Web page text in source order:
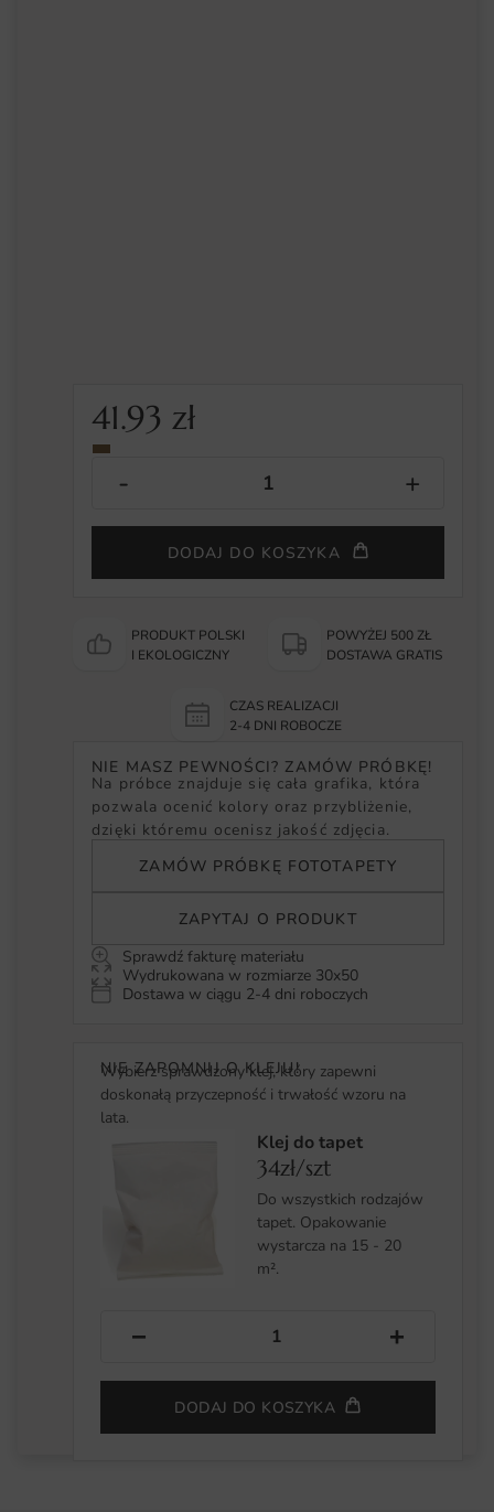
41.93zł
DODAJ DO KOSZYKA
PRODUKT POLSKI
I EKOLOGICZNY
POWYŻEJ 500 ZŁ
DOSTAWA GRATIS
CZAS REALIZACJI
2-4 DNI ROBOCZE
NIE MASZ PEWNOŚCI? ZAMÓW PRÓBKĘ!
Na próbce znajduje się cała grafika, która
pozwala ocenić kolory oraz przybliżenie,
dzięki któremu ocenisz jakość zdjęcia.
ZAMÓW PRÓBKĘ FOTOTAPETY
ZAPYTAJ O PRODUKT
Sprawdź fakturę materiału
Wydrukowana w rozmiarze 30x50
Dostawa w ciągu 2-4 dni roboczych
NIE ZAPOMNIJ O KLEJU!
Wybierz sprawdzony klej, który zapewni
doskonałą przyczepność i trwałość wzoru na
lata.
Klej do tapet
34zł/szt
Do wszystkich rodzajów
tapet. Opakowanie
wystarcza na 15 - 20
m².
− +
DODAJ DO KOSZYKA